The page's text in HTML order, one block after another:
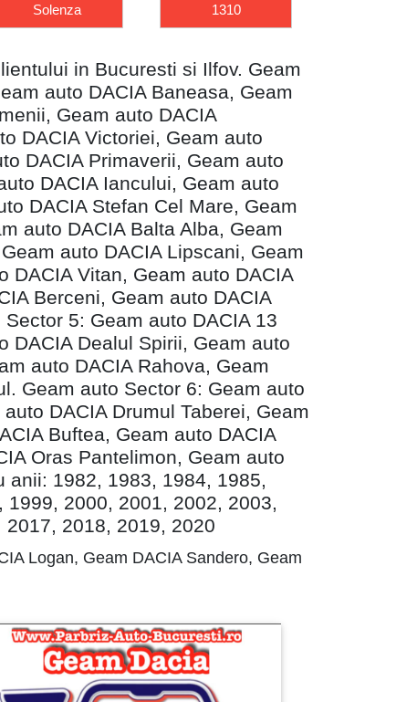
1310 Dokker
in Bucuresti si Ilfov. Geam
auto DACIA Baneasa, Geam
Geam auto DACIA
DACIA Victoriei, Geam auto
DACIA Primaverii, Geam auto
DACIA Iancului, Geam auto
DACIA Stefan Cel Mare, Geam
auto DACIA Balta Alba, Geam
auto DACIA Lipscani, Geam
DACIA Vitan, Geam auto DACIA
Berceni, Geam auto DACIA
5: Geam auto DACIA 13
DACIA Dealul Spirii, Geam auto
auto DACIA Rahova, Geam
Geam auto Sector 6: Geam auto
DACIA Drumul Taberei, Geam
Buftea, Geam auto DACIA
Oras Pantelimon, Geam auto
anii: 1982, 1983, 1984, 1985,
2000, 2001, 2002, 2003,
2018, 2019, 2020
Logan, Geam DACIA Sandero, Geam